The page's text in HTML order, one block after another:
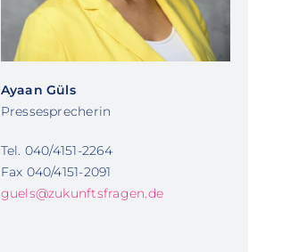
Ayaan Güls
Pressesprecherin
Tel. 040/4151-2264
Fax 040/4151-2091
guels@zukunftsfragen.de